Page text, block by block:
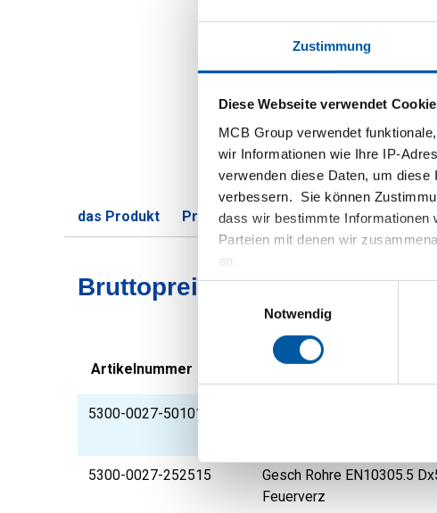
Zustimmung
Diese Webseite verwendet
MCB Group verwendet
wir Informationen wie Ihre IP-
verwenden diese Daten, um
verbessern. Sie können
dass wir bestimmte Informationen
Parteien mit denen wir
an.
Notwendig
das Produkt Produktbeschreibung
Bruttopreisliste:
Artikelnummer Beschreibung
5300-0027-501015
Gesch Rohre EN10305.5
5300-0027-252515
Gesch Rohre EN10305.5
Feuerverz